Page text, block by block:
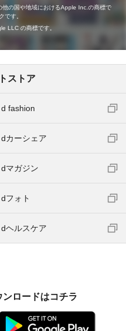
の国や地域におけるApple Inc.の商標で
です。
LLC の商標です。
ストア
d fashion
dカーシェア
dマガジン
dフォト
dヘルスケア
ロードはコチラ